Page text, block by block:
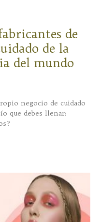
de
de la
del mundo
negocio de cuidado
que debes llenar: